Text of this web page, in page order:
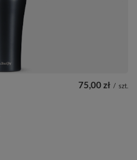
75,00 zł / szt.